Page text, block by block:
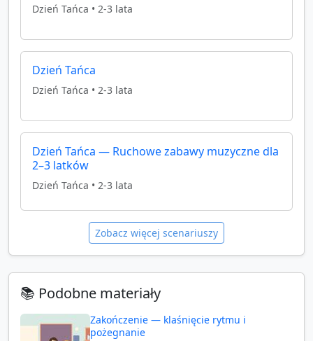
Dzień Tańca • 2-3 lata
Dzień Tańca
Dzień Tańca • 2-3 lata
Dzień Tańca — Ruchowe zabawy muzyczne dla
2–3 latków
Dzień Tańca • 2-3 lata
Zobacz więcej scenariuszy
📚 Podobne materiały
Zakończenie — klaśnięcie rytmu i
pożegnanie